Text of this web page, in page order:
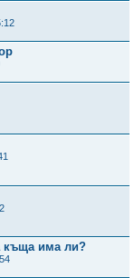
къща има ли?